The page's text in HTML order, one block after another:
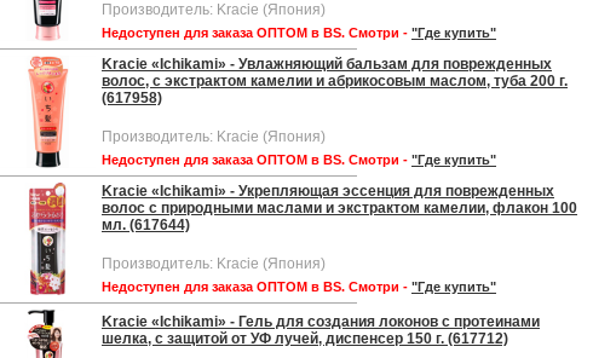
Производитель: Kracie (Япония)
Недоступен для заказа ОПТОМ в BS. Смотри - "Где купить"
Kracie «Ichikami» - Увлажняющий бальзам для поврежденных
волос, с экстрактом камелии и абрикосовым маслом, туба 200 г.
(617958)
Производитель: Kracie (Япония)
Недоступен для заказа ОПТОМ в BS. Смотри - "Где купить"
Kracie «Ichikami» - Укрепляющая эссенция для поврежденных
волос с природными маслами и экстрактом камелии, флакон 100
мл. (617644)
Производитель: Kracie (Япония)
Недоступен для заказа ОПТОМ в BS. Смотри - "Где купить"
Kracie «Ichikami» - Гель для создания локонов с протеинами
шелка, с защитой от УФ лучей, диспенсер 150 г. (617712)